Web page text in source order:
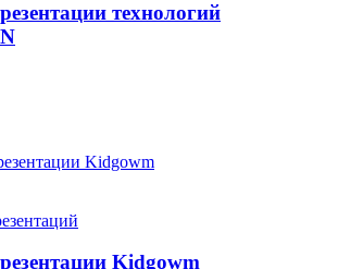
технологий
Kidgowm